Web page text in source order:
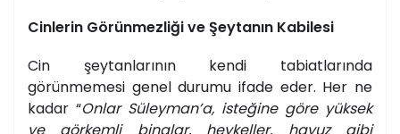
Cinlerin Görünmezliği ve Şeytanın Kabilesi
Cin şeytanlarının kendi tabiatlarında
görünmemesi genel durumu ifade eder. Her ne
kadar “Onlar Süleyman’a, isteğine göre yüksek